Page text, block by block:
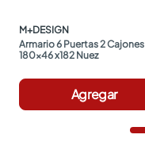
M+DESIGN
Armario 6 Puertas 2 Cajones
180x46 x182 Nuez
Agregar